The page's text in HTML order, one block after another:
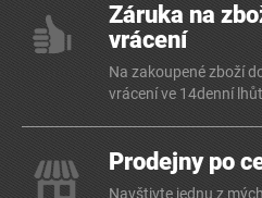
Záruka na
vrácení
Na zakoupené zboží
vrácení ve 14denní
Prodejny po
Navštivte jednu z